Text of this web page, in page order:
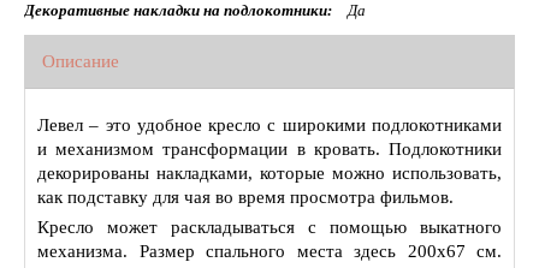
Декоративные накладки на подлокотники:
Да
Описание
Левел – это удобное кресло с широкими подлокотниками
и механизмом трансформации в кровать. Подлокотники
декорированы накладками, которые можно использовать,
как подставку для чая во время просмотра фильмов.
Кресло может раскладываться с помощью выкатного
механизма. Размер спального места здесь 200х67 см.